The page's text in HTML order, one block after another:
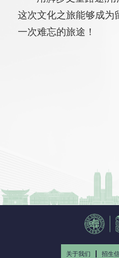
这次文化之旅能够成为
一次难忘的旅途！
关于我们 招生